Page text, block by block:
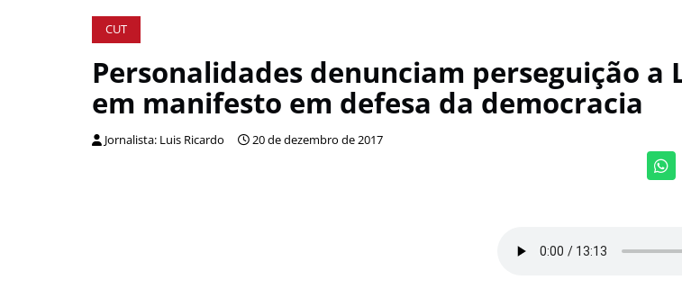
CUT
Personalidades denunciam perseguição a
em manifesto em defesa da democracia
Jornalista: Luis Ricardo 20 de dezembro de 2017